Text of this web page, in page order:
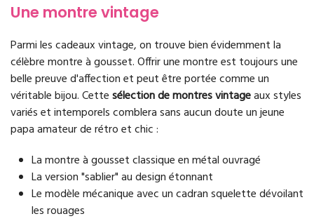
Une montre vintage
Parmi les cadeaux vintage, on trouve bien évidemment la
célèbre montre à gousset. Offrir une montre est toujours une
belle preuve d'affection et peut être portée comme un
véritable bijou. Cettesélection de montres vintageaux styles
variés et intemporels comblera sans aucun doute un jeune
papa amateur de rétro et chic :
La montre à gousset classique en métal ouvragé
La version "sablier" au design étonnant
Le modèle mécanique avec un cadran squelette dévoilant
les rouages